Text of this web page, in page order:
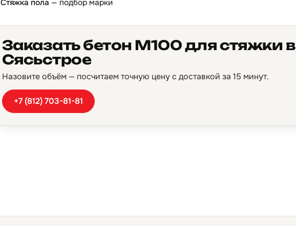
Стяжка пола — подбор марки
Заказать бетон М100 для стяжки в
Сясьстрое
Назовите объём — посчитаем точную цену с доставкой за 15 минут.
+7 (812) 703-81-81